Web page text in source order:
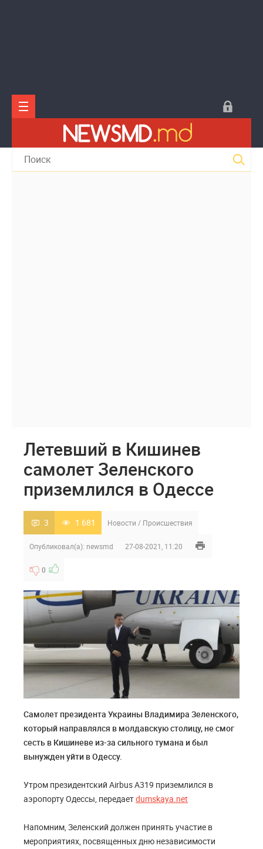
Летевший в Кишинев
самолет Зеленского
приземлился в Одессе
3 1 681 Новости / Происшествия
Опубликовал(а): newsmd 27-08-2021, 11:20
0
Самолет президента Украины Владимира Зеленского,
который направлялся в молдавскую столицу, не смог
сесть в Кишиневе из-за сильного тумана и был
вынужден уйти в Одессу.
Утром президентский Airbus A319 приземлился в
аэропорту Одессы, передаетdumskaya.net
Напомним, Зеленский должен принять участие в
мероприятиях, посвященных дню независимости